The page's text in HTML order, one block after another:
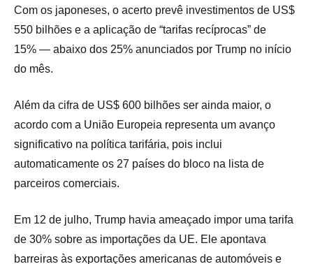
Com os japoneses, o acerto prevê investimentos de US$
550 bilhões e a aplicação de “tarifas recíprocas” de
15% — abaixo dos 25% anunciados por Trump no início
do mês.
Além da cifra de US$ 600 bilhões ser ainda maior, o
acordo com a União Europeia representa um avanço
significativo na política tarifária, pois inclui
automaticamente os 27 países do bloco na lista de
parceiros comerciais.
Em 12 de julho, Trump havia ameaçado impor uma tarifa
de 30% sobre as importações da UE. Ele apontava
barreiras às exportações americanas de automóveis e